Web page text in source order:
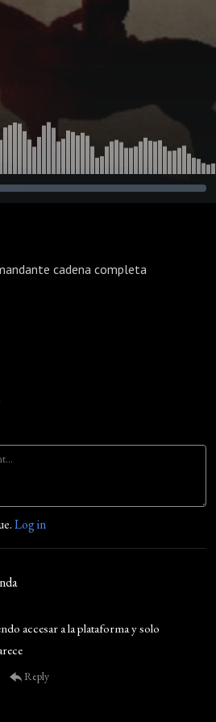
cadena completa
Log in
accesar a la plataforma y solo
Reply